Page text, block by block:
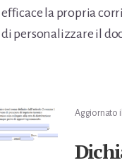
efficace la propria
di personalizzare il
Aggiornato